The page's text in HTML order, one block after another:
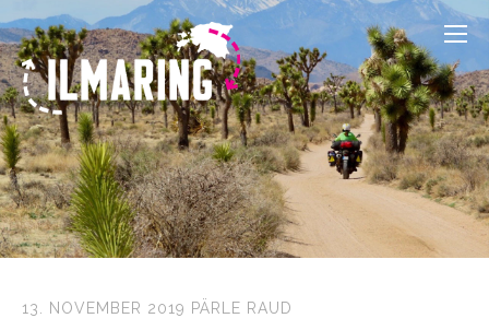
13. NOVEMBER 2019 PÄRLE RAUD